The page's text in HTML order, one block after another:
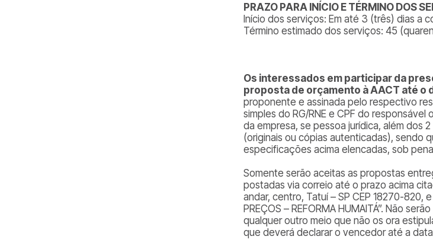
PRAZO PARA INÍCIO E TÉRMINO DOS
Início dos serviços: Em até 3 (três) dias a
Término estimado dos serviços: 45
Os interessados em participar da
proposta de orçamento à AACT até o
proponente e assinada pelo respectivo
simples do RG/RNE e CPF do
da empresa, se pessoa jurídica, além dos
(originais ou cópias autenticadas), sendo
especificações acima elencadas, sob
Somente serão aceitas as propostas
postadas via correio até o prazo acima
andar, centro, Tatuí – SP CEP 18270-820,
PREÇOS – REFORMA HUMAITÁ”. Não
qualquer outro meio que não os ora
que deverá declarar o vencedor até a